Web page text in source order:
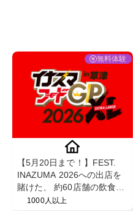
無料体験
【5月20日まで！】FEST.
INAZUMA 2026への出店を
賭けた、 約60店舗の飲食店
によるバトルイベント！イ
1000人以上